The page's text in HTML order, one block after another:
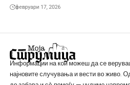
февруари 17, 2026
Информации на кои можеш да се
најновите случувања и вести во живо.